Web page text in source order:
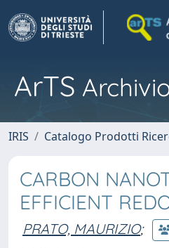
ArTS
IRIS Catalogo Prodotti
CARBON
EFFICIENT
PRATO, MAURIZIO;